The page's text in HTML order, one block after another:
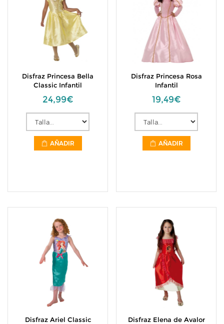
Disfraz Princesa Bella
Classic Infantil
24,99€
AÑADIR
Disfraz Princesa Rosa
Infantil
19,49€
AÑADIR
Disfraz Ariel Classic
Disfraz Elena de Avalor